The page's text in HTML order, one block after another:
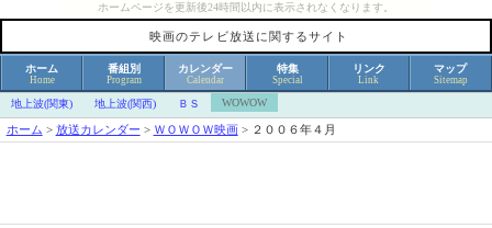
ホームページを更新後24時間以内に表示されなくなります。
映画のテレビ放送に関するサイト
ホーム
Home
番組別
Program
カレンダー
Calendar
特集
Special
リンク
Link
マップ
Sitemap
地上波(関東) 地上波(関西) ＢＳ WOWOW
ホーム > 放送カレンダー > ＷＯＷＯＷ映画> ２００６年４月